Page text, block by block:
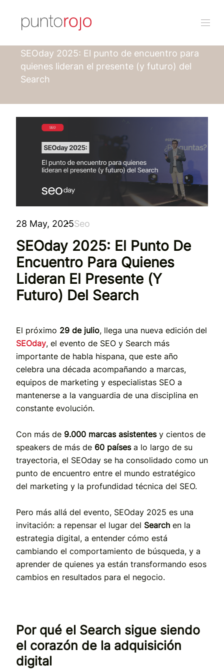
SEOday 2025: El punto de encuentro para
quienes lideran el presente (y futuro) del
Search
28 May, 2025Seo
SEOday 2025: El Punto De
Encuentro Para Quienes
Lideran El Presente (y
Futuro) Del Search
El próximo 29 de julio, llega una nueva edición del
SEOday, el evento de SEO y Search más
importante de habla hispana, que este año
celebra una década acompañando a marcas,
equipos de marketing y especialistas SEO a
mantenerse a la vanguardia de una disciplina en
constante evolución.
Con más de 9.000 marcas asistentesy cientos de
speakers de más de 60 paísesa lo largo de su
trayectoria, el SEOday se ha consolidado como un
punto de encuentro entre el mundo estratégico
del marketing y la profundidad técnica del SEO.
Pero más allá del evento, SEOday 2025 es una
invitación: a repensar el lugar del Search en la
estrategia digital, a entender cómo está
cambiando el comportamiento de búsqueda, y a
aprender de quienes ya están transformando esos
cambios en resultados para el negocio.
Por qué el Search sigue siendo
el corazón de la adquisición
digital